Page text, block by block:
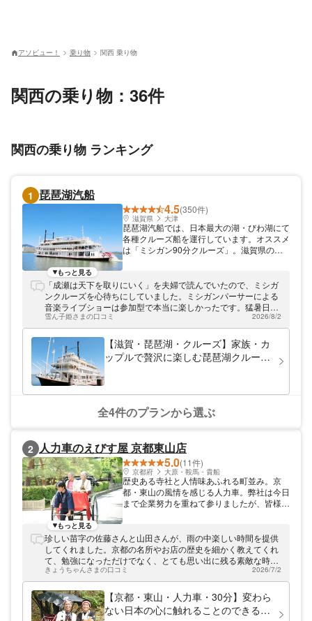
アソビュー！ 乗り物 関西 乗り物
関西の乗り物：36件
関西の乗り物 ランキング
1 琵琶湖汽船
4.5(350件)
滋賀県 大津
琵琶湖汽船では、日本最大の湖・びわ湖にて
各種クルーズ船を運行しています。オススメ
は「ミシガン90分クルーズ」。滋賀県の友
り、びわ湖の南湖を90分かけて周遊するコ
ースです。比叡山や琵琶湖大橋など、びわ湖
を囲む雄大な景色がのんびり満喫できます。
最上階の「スカイデッキ」からの360°の大
パノラマの他、船首には「恋人の聖地」と呼
ばれるフォトスポットもあり、カップルでの
デートにもピッタリ。また、3階のステージ
で開催される各種イベントやミシガンパーサ
かがでしょうか。
もっと見る
「成瀬は天下を取りにいく」を夫婦で読んでいたので、ミシガ
ンクルーズを心待ちにしていました。ミシガンパーサーによる
音楽ライブショーは参加型で本当に楽しかったです。猛暑日で
したが 、最上階のスカイデッキからの360度のパノラマビュー
は最高でした。(ミシガン60、自由席を予約)
雪ん子姫さまの口コミ 2026/8/2
【滋賀・琵琶湖・クルーズ】家族・カ
ップルで贅沢に楽しむ琵琶湖クルージ
全4件のプランから選ぶ
2 人力車のえびす屋 京都東山店
5.0(11件)
京都府 大原・鞍馬・貴船
歴史ある寺社と人情味あふれる町並み。京
都・東山の風情を感じる人力車。弊社は今日
まで企業努力を重ねて参りましたが、皆様と
となっております。 つきましては、人件費
の上昇および雇用維持・就労環境の向上に努
めるべくご利用料金の改定をさせていただく
事になりました。 下記の通りになります。
■従来（9/30まで） ・30分コース 1名様
¥7,000 2名様¥9,000 ・60分コース 1名様
¥13,000 2名様¥17,500 ■変更（10/1～） ・
30分コース 1名様¥9,000 2名様¥10,000 ・
もっと見る
珍しい苗字の佐藤さんと山田さんが、雨の中楽しい時間を提供
してくれました。京都の名所やお店の歴史を細かく教えてくれ
て、勉強になっただけでなく、とても思い出に残る素敵な時間
を過ごす事が出来ました。また京都へ行った際は、是非お二人
にお願いしたいです。ありがとうございました。
きょうちゃんさまの口コミ 2026/7/2
【京都・東山・人力車・30分】変わら
ない日本の心に触れることのできる京